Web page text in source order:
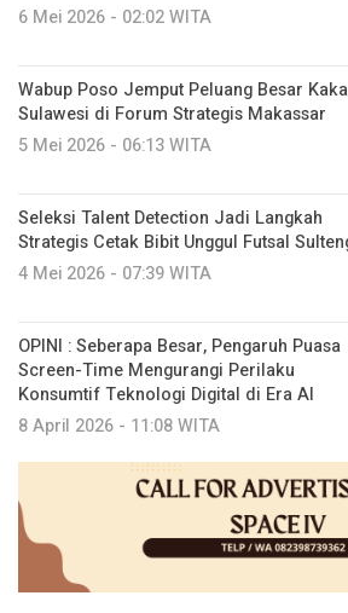
6 Mei 2026 - 02:02 WITA
Wabup Poso Jemput Peluang Besar
Sulawesi di Forum Strategis Makassar
5 Mei 2026 - 06:13 WITA
Seleksi Talent Detection Jadi Langkah
Strategis Cetak Bibit Unggul Futsal
4 Mei 2026 - 07:39 WITA
OPINI : Seberapa Besar, Pengaruh Puasa
Screen-Time Mengurangi Perilaku
Konsumtif Teknologi Digital di Era AI
8 April 2026 - 11:08 WITA